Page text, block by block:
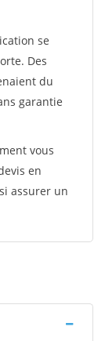
se
Des
du
garantie
vous
en
assurer un